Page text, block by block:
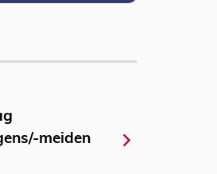
meiden